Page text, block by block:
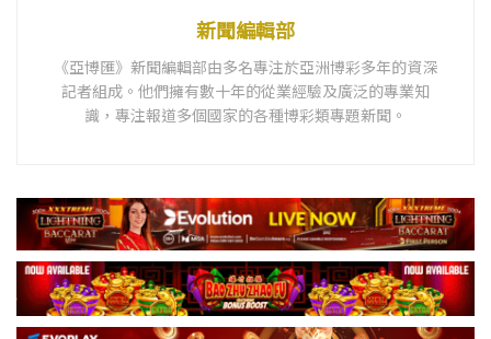
新聞編輯部
《亞博匯》新聞編輯部由多名專注於亞洲博彩多年的資深
記者組成。他們擁有數十年的從業經驗及廣泛的專業知
識，專注報道多個國家的各種博彩類專題新聞。